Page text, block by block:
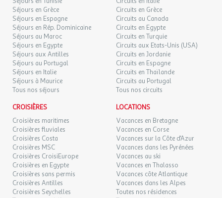
l'espace séjour.
Agencement intérieur fonctionnel, salon avec canapé et un
espace repas.
Une terrasse couverte appréciable par tout temps.
Les chalets 44 et 45 sont situés sur les hauteurs du camping, un
peu à l'écart avec une vue panoramique sur la vallée du Céou.
ATTENTION : Pour accèder aux chalets 44 et 45 vous devez
monter un petit chemin pentu naturel. Par conséquent, à
déconseiller aux personnes ayant des difficultés à se mouvoir.
05
SEPT.
DIM.
06
SEPT.
99 €
Retour le
08/09/2026
LUN.
07
SEPT.
99 €
Retour le
09/09/2026
08
MER.
09
SEPT.
99 €
Retour le
11/09/2026
JEU.
10
SEPT.
99 € /hébergement
Retour le
12/09/2026
Séjours en Grèce
Séjours en Espagne
Séjours en Rép. Dominicaine
Séjours au Maroc
Séjours en Egypte
Séjours aux Antilles
Séjours au Portugal
Séjours en Italie
Séjours à Maurice
Tous nos séjours
Circuits en Grèce
Circuits au Canada
Circuits en Egypte
Circuits en Turquie
Circuits aux Etats-Unis (USA)
Circuits en Jordanie
Circuits en Espagne
Circuits en Thaïlande
Circuits au Portugal
Tous nos circuits
CROISIÈRES
Croisières maritimes
Croisières fluviales
Croisières Costa
Croisières MSC
Croisières CroisiEurope
Croisières en Egypte
Croisières sans permis
Croisières Antilles
Croisières Seychelles
LOCATIONS
Vacances en Bretagne
Vacances en Corse
Vacances sur la Côte d'Azur
Vacances dans les Pyrénées
Vacances au ski
Vacances en Thalasso
Vacances côte Atlantique
Vacances dans les Alpes
Toutes nos résidences